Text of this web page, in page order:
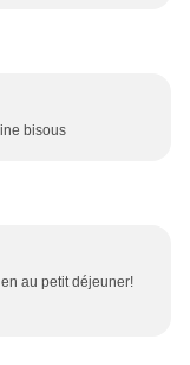
bisous
au petit déjeuner!